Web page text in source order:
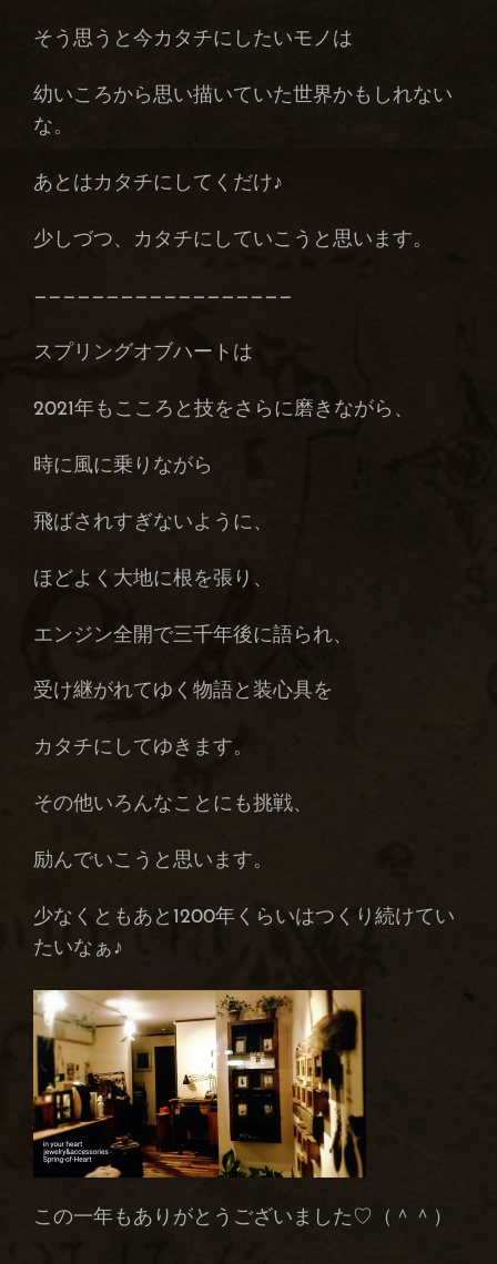
そう思うと今カタチにしたいモノは
幼いころから思い描いていた世界かもしれない
な。
あとはカタチにしてくだけ♪
少しづつ、カタチにしていこうと思います。
——————————————————
スプリングオブハートは
2021年もこころと技をさらに磨きながら、
時に風に乗りながら
飛ばされすぎないように、
ほどよく大地に根を張り、
エンジン全開で三千年後に語られ、
受け継がれてゆく物語と装心具を
カタチにしてゆきます。
その他いろんなことにも挑戦、
励んでいこうと思います。
少なくともあと1200年くらいはつくり続けてい
たいなぁ♪
この一年もありがとうございました♡（＾＾）